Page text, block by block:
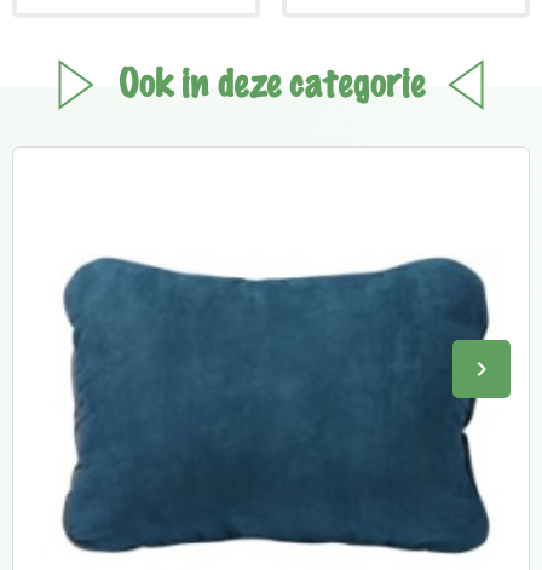
Ook in deze categorie
keyboard_arrow_right